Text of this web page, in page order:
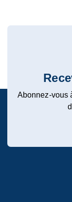
Abonnez-vous